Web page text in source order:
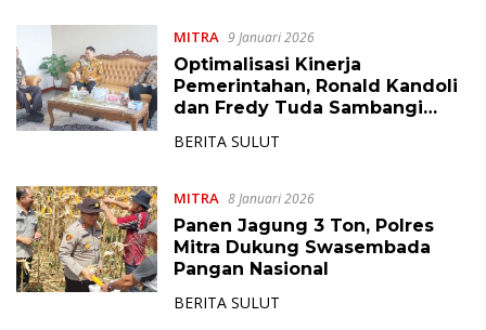
MITRA 9 Januari 2026
Optimalisasi Kinerja
Pemerintahan, Ronald Kandoli
dan Fredy Tuda Sambangi
BERITA SULUT
MITRA 8 Januari 2026
Panen Jagung 3 Ton, Polres
Mitra Dukung Swasembada
Pangan Nasional
BERITA SULUT